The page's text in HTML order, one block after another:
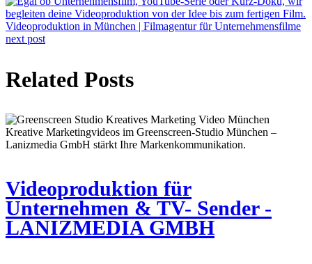
Videoproduktion in München | Filmagentur für Unternehmensfilme
next post
Related Posts
Videoproduktion für
Unternehmen & TV- Sender -
LANIZMEDIA GMBH